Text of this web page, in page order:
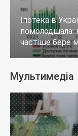
Іпотека в
помолодшала:
частіше бере
років
Мультимедіа